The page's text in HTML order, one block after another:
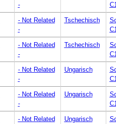
-
- Not Related
-
Tschechisch
- Not Related
-
Tschechisch
- Not Related
-
Ungarisch
- Not Related
-
Ungarisch
- Not Related
Ungarisch